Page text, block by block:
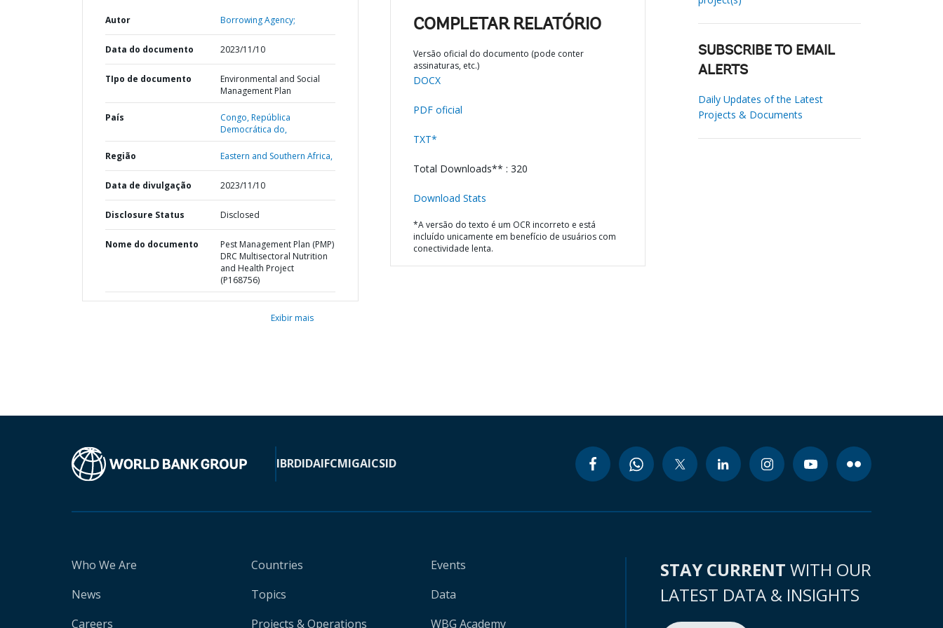
Autor Borrowing Agency;
Data do documento 2023/11/10
TIpo de documento
Environmental and Social
Management Plan
País Congo,República
Democrática do,
Região Eastern and Southern Africa,
Data de divulgação 2023/11/10
Disclosure Status Disclosed
Nome do documento
Pest Management Plan (PMP)
DRC Multisectoral Nutrition
and Health Project
(P168756)
Exibir mais
COMPLETAR RELATÓRIO
Versão oficial do documento (pode conter
assinaturas, etc.)
DOCX
PDF oficial
TXT*
Total Downloads** : 320
Download Stats
*A versão do texto é um OCR incorreto e está
incluído unicamente em benefício de usuários com
conectividade lenta.
SUBSCRIBE TO EMAIL
ALERTS
Daily Updates of the Latest
Projects & Documents
IBRDIDAIFCMIGAICSID
Who We Are
News
Careers
Countries
Topics
Projects & Operations
Events
Data
WBG Academy
STAY CURRENT WITH OUR
LATEST DATA & INSIGHTS